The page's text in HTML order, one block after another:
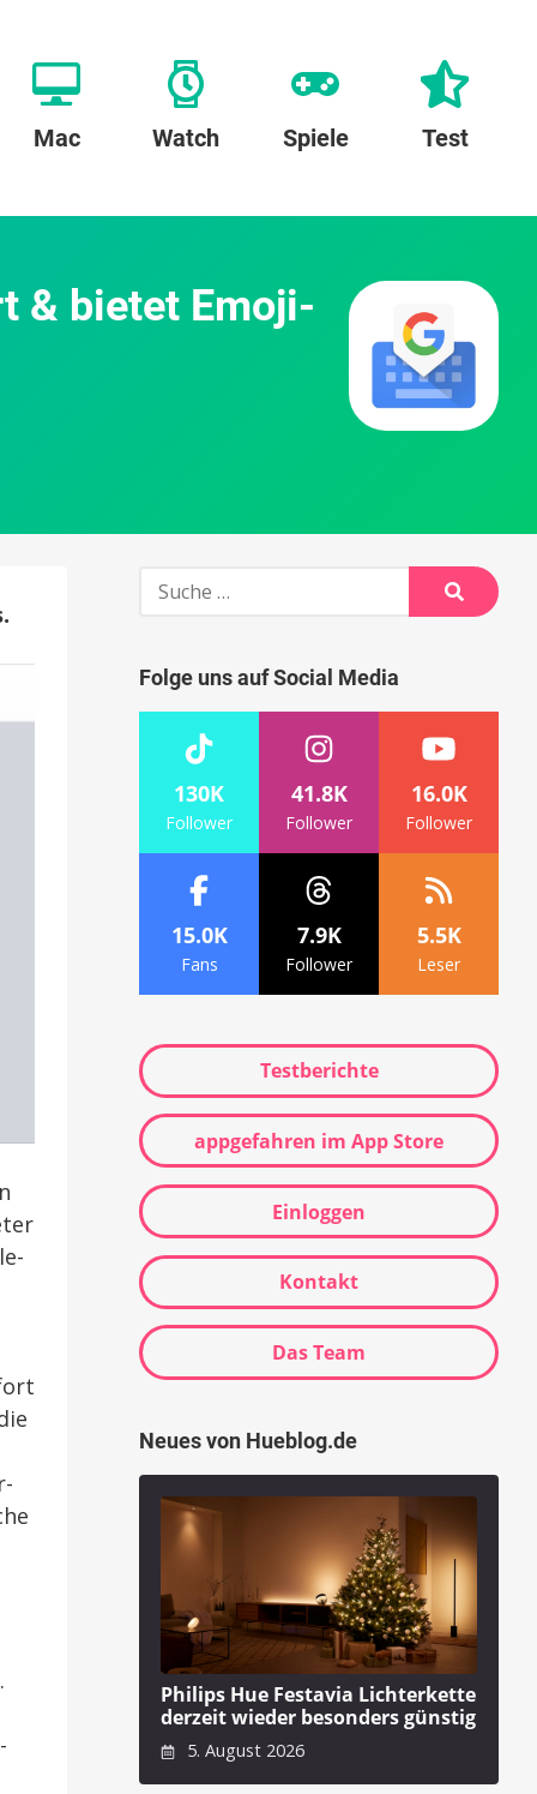
Mac Watch Spiele Test
& bietet Emoji-
Suche
Suche
Folge uns auf Social Media
130K
Follower
41.8K
Follower
16.0K
Follower
15.0K
Fans
7.9K
Follower
5.5K
Leser
Testberichte
appgefahren im App Store
Einloggen
Kontakt
Das Team
Neues von Hueblog.de
Philips Hue Festavia Lichterkette
derzeit wieder besonders günstig
5. August 2026